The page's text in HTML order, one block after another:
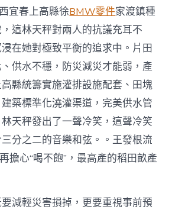
宜春上高縣徐BMW零件家渡鎮種
這林天秤對兩人的抗議充耳不
在她對極致平衡的追求中。片田
供水不穩，防災減災才能弱，產
縣統籌實施灌排設施配套、田塊
築標準化澆灌渠道，完美供水管
天秤發出了一聲冷笑，這聲冷笑
分之二的音樂和弦。。王發根流
擔心“喝不飽”，最高產的稻田畝產
減輕災害損掉，更要重視事前預